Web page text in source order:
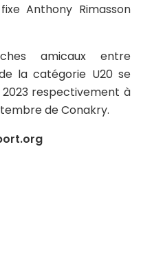
Anthony Rimasson
amicaux entre
la catégorie U20 se
respectivement à
de Conakry.